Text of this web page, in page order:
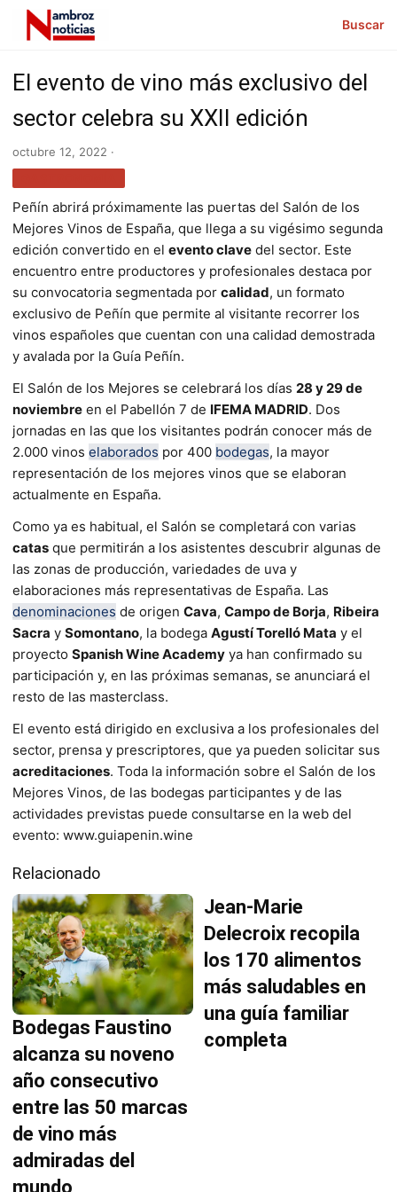
Buscar
El evento de vino más exclusivo del
sector celebra su XXII edición
octubre 12, 2022 ·
Peñín abrirá próximamente las puertas del Salón de los
Mejores Vinos de España, que llega a su vigésimo segunda
edición convertido en el evento clave del sector. Este
encuentro entre productores y profesionales destaca por
su convocatoria segmentada por calidad, un formato
exclusivo de Peñín que permite al visitante recorrer los
vinos españoles que cuentan con una calidad demostrada
y avalada por la Guía Peñín.
El Salón de los Mejores se celebrará los días 28 y 29 de
noviembre en el Pabellón 7 de IFEMA MADRID. Dos
jornadas en las que los visitantes podrán conocer más de
2.000 vinos elaborados por 400 bodegas, la mayor
representación de los mejores vinos que se elaboran
actualmente en España.
Como ya es habitual, el Salón se completará con varias
catas que permitirán a los asistentes descubrir algunas de
las zonas de producción, variedades de uva y
elaboraciones más representativas de España. Las
denominaciones de origen Cava, Campo de Borja, Ribeira
Sacra y Somontano, la bodega Agustí Torelló Mata y el
proyecto Spanish Wine Academy ya han confirmado su
participación y, en las próximas semanas, se anunciará el
resto de las masterclass.
El evento está dirigido en exclusiva a los profesionales del
sector, prensa y prescriptores, que ya pueden solicitar sus
acreditaciones. Toda la información sobre el Salón de los
Mejores Vinos, de las bodegas participantes y de las
actividades previstas puede consultarse en la web del
evento: www.guiapenin.wine
Relacionado
Bodegas Faustino
alcanza su noveno
año consecutivo
entre las 50 marcas
de vino más
admiradas del
mundo
Jean-Marie
Delecroix recopila
los 170 alimentos
más saludables en
una guía familiar
completa